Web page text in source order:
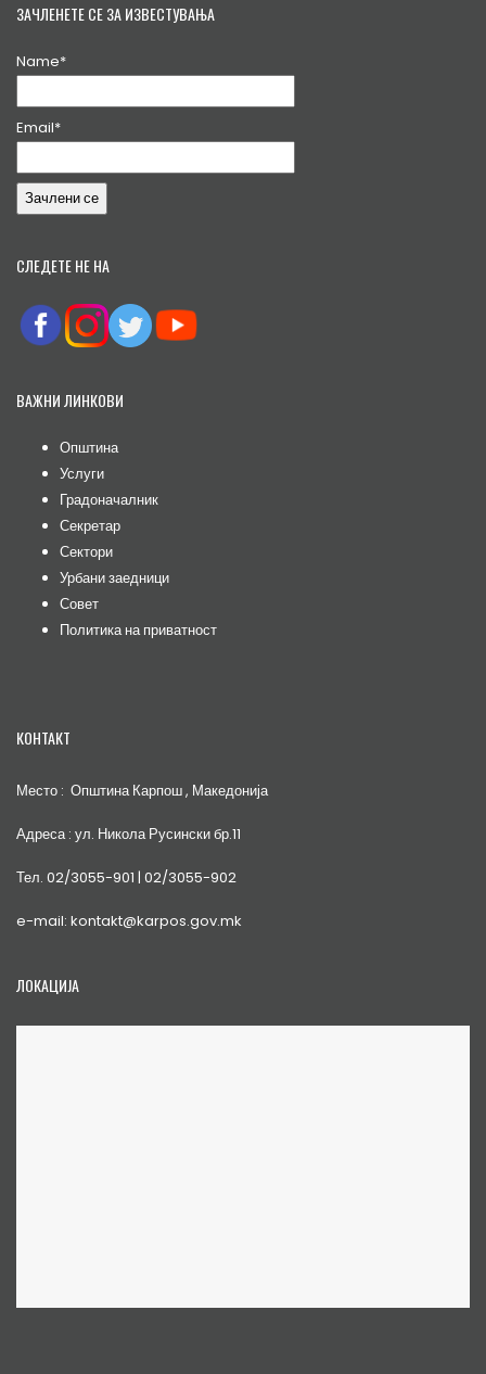
ЗАЧЛЕНЕТЕ СЕ ЗА ИЗВЕСТУВАЊА
Name*
Email*
СЛЕДЕТЕ НЕ НА
ВАЖНИ ЛИНКОВИ
Општина
Услуги
Градоначалник
Секретар
Сектори
Урбани заедници
Совет
Политика на приватност
КОНТАКТ
Место : Општина Карпош , Македонија
Адреса : ул. Никола Русински бр.11
Тел. 02/3055-901 | 02/3055-902
e-mail: kontakt@karpos.gov.mk
ЛОКАЦИЈА